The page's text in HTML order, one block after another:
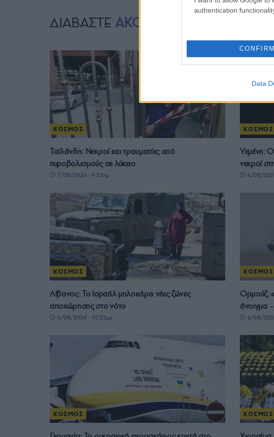
authentication
CONFIRM
Data
ΔΙΑΒΑΣΤΕ ΑΚΟΜΗ
ΚΟΣΜΟΣ
Ταϊλάνδη: Νεκροί και τραυματίες από
πυροβολισμούς σε λύκειο
7/08/2026 - 9:32πμ
ΚΟΣΜΟΣ
Υεμένη:
νεκροί
6/08/
ΚΟΣΜΟΣ
Λίβανος: Το Ισραήλ μπλοκάρει νέες ζώνες
αποχώρησης στο νότο
6/08/2026 - 10:22μμ
ΚΟΣΜΟΣ
Ορμούζ:
άνοιγμα
6/08/
ΚΟΣΜΟΣ ΚΟΣΜΟΣ